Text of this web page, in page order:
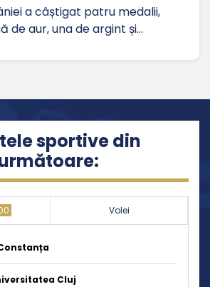
a câștigat patru medalii,
de aur, una de argint și…
sportive din
Volei
Cluj